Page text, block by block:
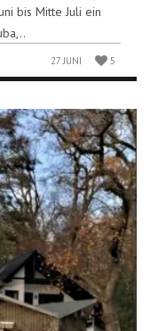
bis Mitte Juli ein
27 JUNI 5